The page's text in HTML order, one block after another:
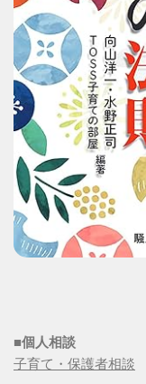
■個人相談
子育て・保護者相談